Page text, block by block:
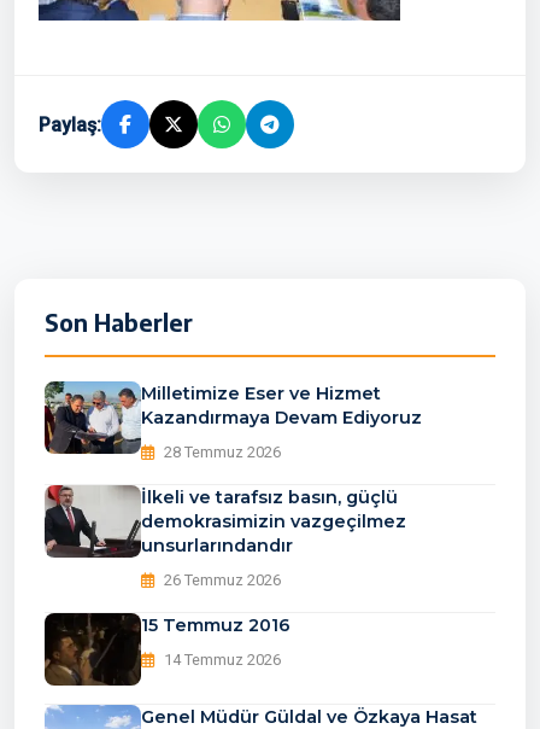
Paylaş:
Son Haberler
Milletimize Eser ve Hizmet
Kazandırmaya Devam Ediyoruz
28 Temmuz 2026
İlkeli ve tarafsız basın, güçlü
demokrasimizin vazgeçilmez
unsurlarındandır
26 Temmuz 2026
15 Temmuz 2016
14 Temmuz 2026
Genel Müdür Güldal ve Özkaya Hasat